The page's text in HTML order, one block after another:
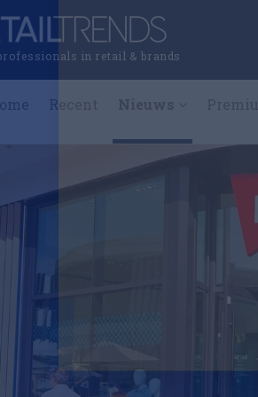
in retail & brands
Recent Nieuws